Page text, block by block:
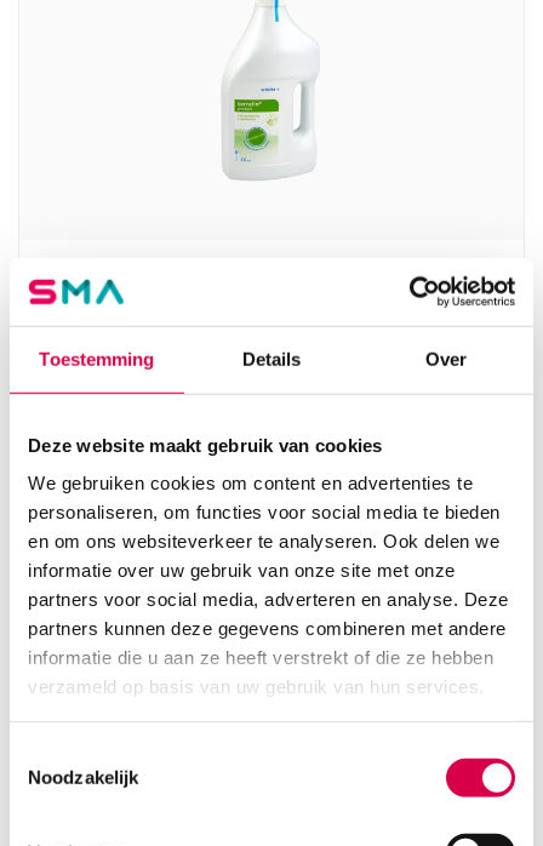
Toestemming Details Over
Deze website maakt gebruik van cookies
We gebruiken cookies om content en advertenties te
personaliseren, om functies voor social media te bieden
en om ons websiteverkeer te analyseren. Ook delen we
informatie over uw gebruik van onze site met onze
partners voor social media, adverteren en analyse. Deze
partners kunnen deze gegevens combineren met andere
informatie die u aan ze heeft verstrekt of die ze hebben
verzameld op basis van uw gebruik van hun services.
Noodzakelijk
Terralin Protect instrumenten
desinfectiemiddel, 2 liter, vloeibaar (1)
1 stuk, onsteriel, vloeibaar
Direct leverbaar